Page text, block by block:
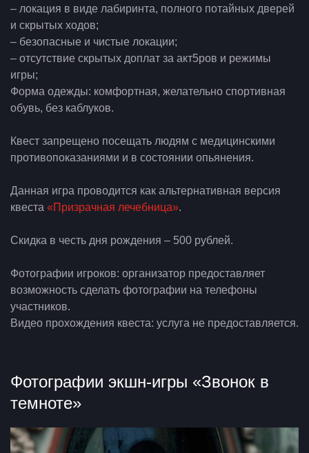
– локация в виде лабиринта, полного потайных дверей
и скрытых ходов;
– безопасные и чистые локации;
– отсутствие скрытых доплат за акт5ров и режимы
игры;
Форма одежды: комфортная, желательно спортивная
обувь, без каблуков.
Квест запрещено посещать людям с медицинскими
противопоказаниями и в состоянии опьянения.
Данная игра проводится как альтернативная версия
квеста «Призрачная лечебница».
Скидка в честь дня рождения – 500 рублей.
Фотографии игроков: организатор предоставляет
возможность сделать фотографии на телефоны
участников.
Видео прохождения квеста: услуга не предоставляется.
Фотографии экшн-игры «Звонок в
темноте»